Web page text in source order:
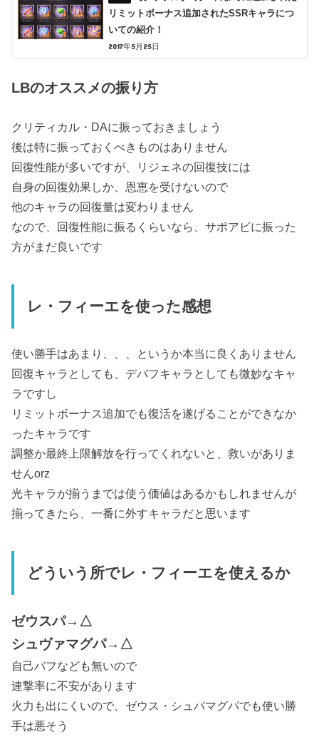
リミットボーナス追加されたSSRキャラにつ
いての紹介！
2017年5月25日
LBのオススメの振り方
クリティカル・DAに振っておきましょう
後は特に振っておくべきものはありません
回復性能が多いですが、リジェネの回復技には
自身の回復効果しか、恩恵を受けないので
他のキャラの回復量は変わりません
なので、回復性能に振るくらいなら、サポアビに振った
方がまだ良いです
レ・フィーエを使った感想
使い勝手はあまり、、、というか本当に良くありません
回復キャラとしても、デバフキャラとしても微妙なキャ
ラですし
リミットボーナス追加でも復活を遂げることができなか
ったキャラです
調整か最終上限解放を行ってくれないと、救いがありま
せんorz
光キャラが揃うまでは使う価値はあるかもしれませんが
揃ってきたら、一番に外すキャラだと思います
どういう所でレ・フィーエを使えるか
ゼウスパ→△
シュヴァマグパ→△
自己バフなども無いので
連撃率に不安があります
火力も出にくいので、ゼウス・シュバマグパでも使い勝
手は悪そう